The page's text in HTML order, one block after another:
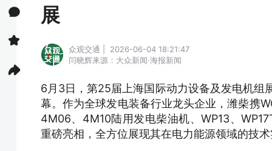
展
众观交通 | 2026-06-04 18:21:47
闫晓辉来源：大众新闻·海报新闻
6月3日，第25届上海国际动力设备及发电机组
幕。作为全球发电装备行业龙头企业，潍柴携
4M06、4M10陆用发电柴油机、WP13、
重磅亮相，全方位展现其在电力能源领域的技